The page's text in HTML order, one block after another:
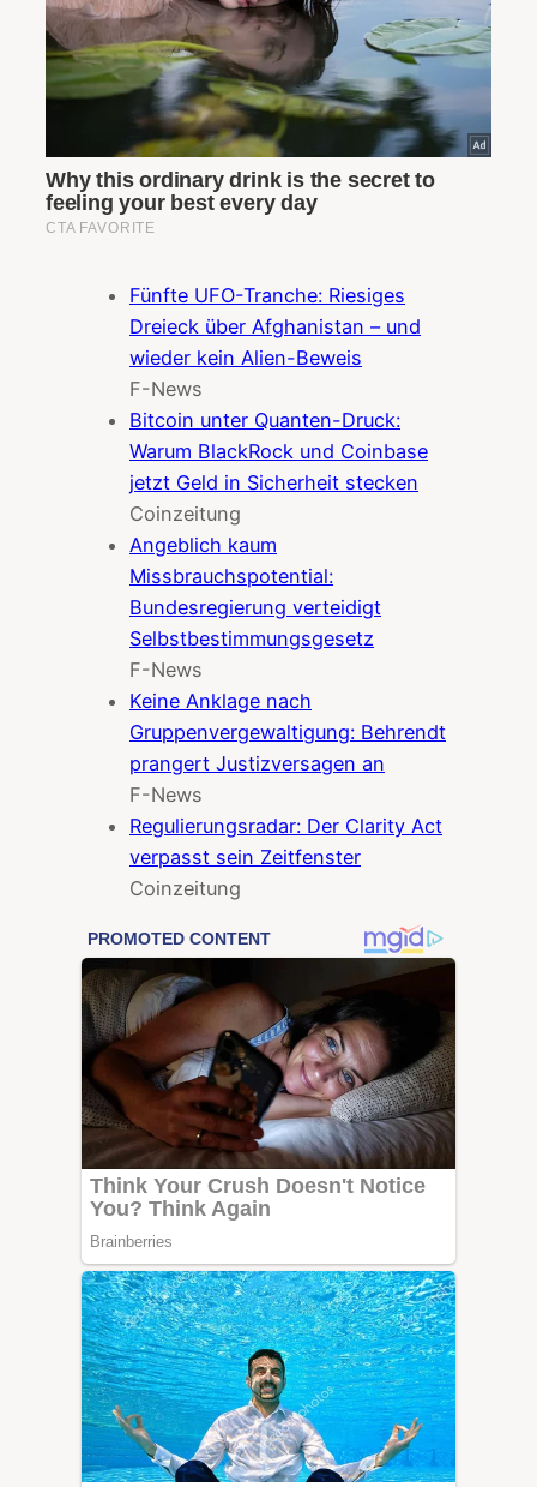
Fünfte UFO-Tranche: Riesiges
Dreieck über Afghanistan – und
wieder kein Alien-Beweis
F-News
Bitcoin unter Quanten-Druck:
Warum BlackRock und Coinbase
jetzt Geld in Sicherheit stecken
Coinzeitung
Angeblich kaum
Missbrauchspotential:
Bundesregierung verteidigt
Selbstbestimmungsgesetz
F-News
Keine Anklage nach
Gruppenvergewaltigung: Behrendt
prangert Justizversagen an
F-News
Regulierungsradar: Der Clarity Act
verpasst sein Zeitfenster
Coinzeitung